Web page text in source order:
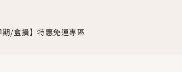
期/盒損】特惠免運專區